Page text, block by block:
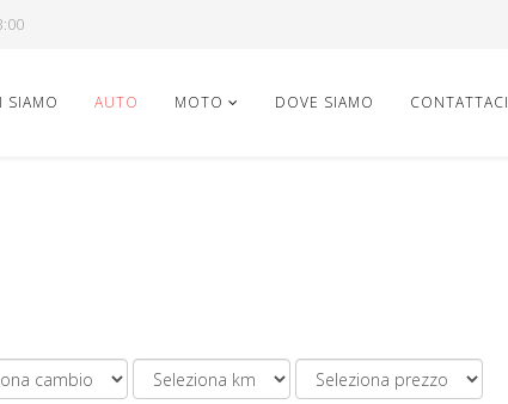
SIAMO AUTO MOTO DOVE SIAMO CONTATTACI